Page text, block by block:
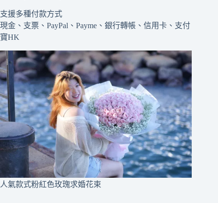
支援多種付款方式
現金、支票、PayPal、Payme、銀行轉帳、信用卡、支付
寶HK
人氣款式粉紅色玫瑰求婚花束